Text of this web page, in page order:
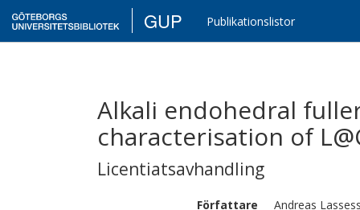
GUP Publikationslistor
Alkali endohedral
characterisation of
Licentiatsavhandling
Författare Andreas